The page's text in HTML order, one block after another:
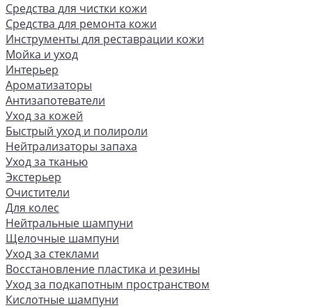
Средства для чистки кожи
Средства для ремонта кожи
Инструменты для реставрации кожи
Мойка и уход
Интерьер
Ароматизаторы
Антизапотеватели
Уход за кожей
Быстрый уход и полироли
Нейтрализаторы запаха
Уход за тканью
Экстерьер
Очистители
Для колес
Нейтральные шампуни
Щелочные шампуни
Уход за стеклами
Восстановление пластика и резины
Уход за подкапотным пространством
Кислотные шампуни